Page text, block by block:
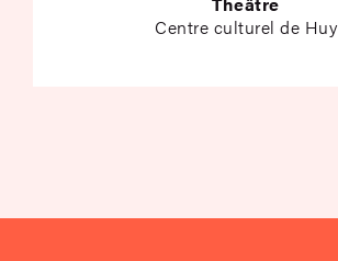
Centre culturel de Huy